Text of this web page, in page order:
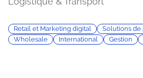
Retail et Marketing digital
Solutions de
Wholesale
International Gestion